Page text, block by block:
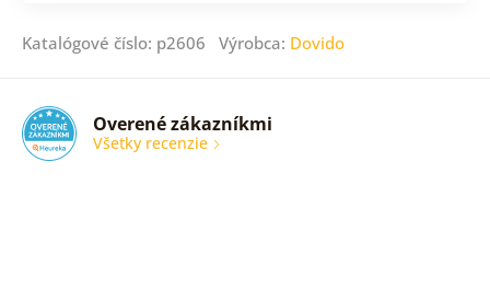
Katalógové číslo: p2606 Výrobca: Dovido
Overené zákazníkmi
Všetky recenzie